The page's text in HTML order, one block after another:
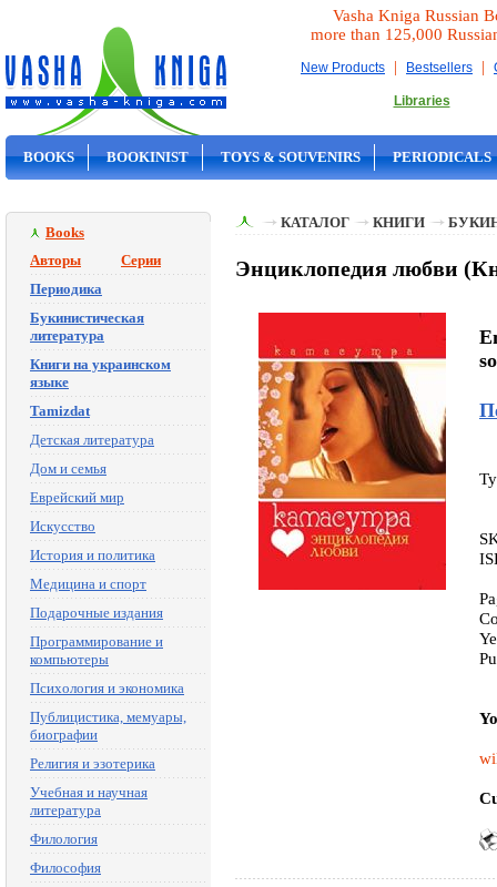
Vasha Kniga Russian
more than 125,000
New Products | Bestsellers |
Libraries
BOOKS BOOKINIST TOYS & SOUVENIRS PERIODICALS
Books
Авторы
Серии
Периодика
Букинистическая
литература
Книги на украинском
языке
Tamizdat
Детская литература
Дом и семья
Еврейский мир
Искусство
История и политика
Медицина и спорт
Подарочные издания
Программирование и
компьютеры
Психология и экономика
Публицистика, мемуары,
биографии
Религия и эзотерика
Учебная и научная
литература
Филология
Философия
КАТАЛОГ КНИГИ
Энциклопедия любви